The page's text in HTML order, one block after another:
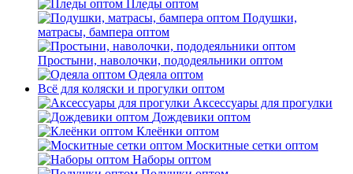
Пледы оптом
Подушки,
матрасы, бампера оптом
Простыни, наволочки, пододеяльники оптом
Одеяла оптом
Всё для коляски и прогулки оптом
Аксессуары для прогулки
Дождевики оптом
Клеёнки оптом
Москитные сетки оптом
Наборы оптом